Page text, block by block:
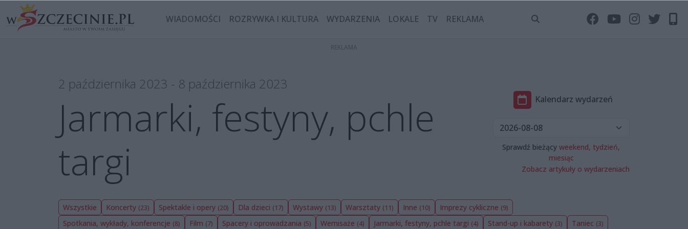
WIADOMOŚCI ROZRYWKA I KULTURA WYDARZENIA LOKALE TV REKLAMA
2 października 2023 - 8 października 2023
Jarmarki, festyny, pchle
targi
Kalendarz wydarzeń
Sprawdź bieżącyweekend, tydzień,
miesiąc
Zobacz artykuły o wydarzeniach
Wszystkie Koncerty (23) Spektakle i opery (20) Dla dzieci (17) Wystawy (13) Warsztaty (11) Inne (10) Imprezy cykliczne (9)
Spotkania, wykłady, konferencje (8) Film (7) Spacery i oprowadzania (5) Wernisaże (4) Jarmarki, festyny, pchle targi (4) Stand-up i kabarety (3) Taniec (3)